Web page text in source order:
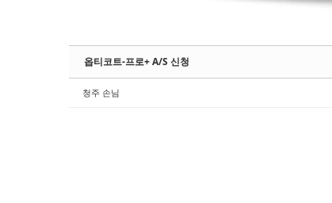
옵티코트-프로+ A/S 신청
청주 손님
Sketchbook5, 스케치북5
Sketchbook5, 스케치북5